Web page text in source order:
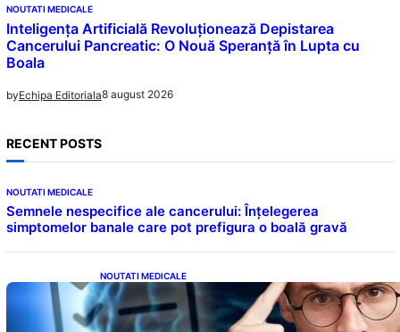
NOUTATI MEDICALE
Inteligența Artificială Revoluționează Depistarea
Cancerului Pancreatic: O Nouă Speranță în Lupta cu
Boala
byEchipa Editoriala8 august 2026
RECENT POSTS
NOUTATI MEDICALE
Semnele nespecifice ale cancerului: Înțelegerea
simptomelor banale care pot prefigura o boală gravă
NOUTATI MEDICALE
Inteligența dincolo de note: Semnele unui IQ
ridicat care nu țin de școală